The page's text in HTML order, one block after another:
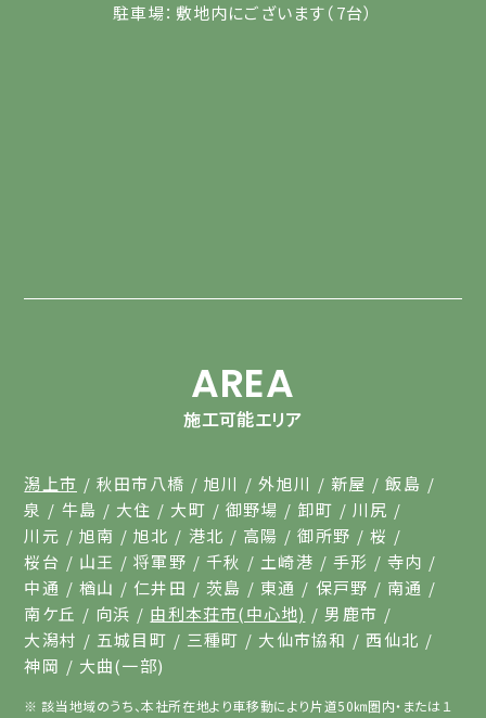
駐車場：敷地内にございます（7台）
AREA
施工可能エリア
潟上市 秋田市八橋 旭川 外旭川 新屋
飯島
泉
牛島 大住 大町 御野場 卸町
川尻
川元
旭南 旭北 港北 高陽 御所野
桜
桜台
山王 将軍野 千秋 土崎港 手形
寺内
中通
楢山 仁井田 茨島 東通 保戸野
南通
南ケ丘
向浜 由利本荘市(中心地)
男鹿市
大潟村
五城目町 三種町 大仙市協和
西仙北
神岡
大曲(一部)
該当地域のうち、本社所在地より車移動により片道50㎞圏内・または１